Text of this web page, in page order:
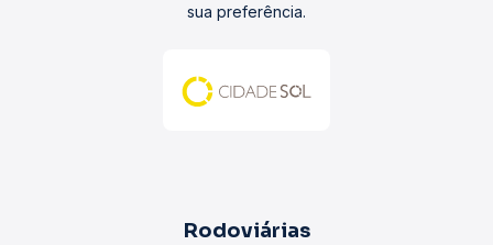
sua preferência.
Rodoviárias